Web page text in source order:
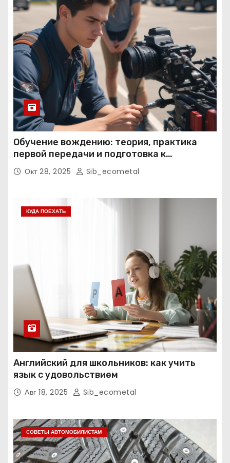
Обучение вождению: теория, практика
первой передачи и подготовка к
экзаменам
Окт 28, 2025 Sib_ecometal
КУДА ПОЕХАТЬ
Английский для школьников: как учить
язык с удовольствием
Авг 18, 2025 Sib_ecometal
СОВЕТЫ АВТОМОБИЛИСТАМ